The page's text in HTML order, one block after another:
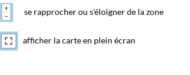
se rapprocher ou s'éloigner de la zone
afficher la carte en plein écran